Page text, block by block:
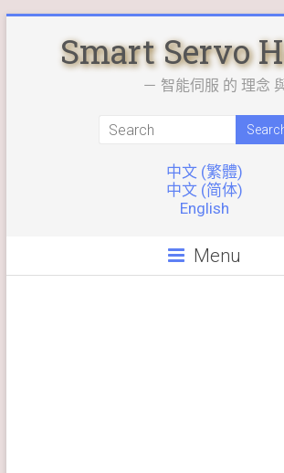
Smart Servo
－ 智能伺服 的 理念 與
中文 (繁體)
中文 (简体)
English
Menu